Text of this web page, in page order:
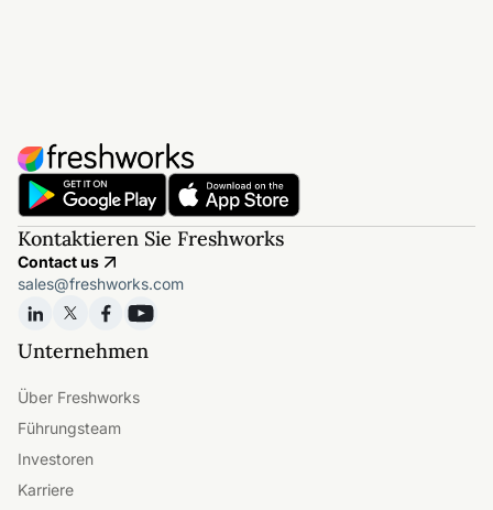
Kontaktieren Sie Freshworks
Contact us
sales@freshworks.com
Unternehmen
Über Freshworks
Führungsteam
Investoren
Karriere